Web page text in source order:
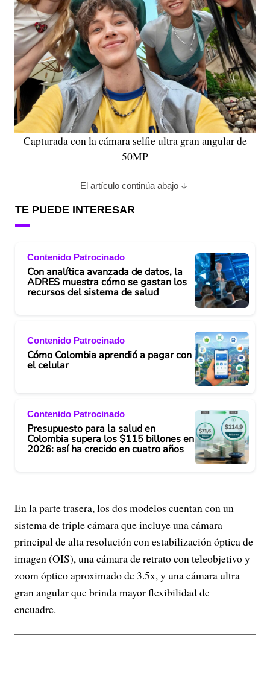
Capturada con la cámara selfie ultra gran angular de
50MP
El artículo continúa abajo
TE PUEDE INTERESAR
Contenido Patrocinado
Con analítica avanzada de datos, la
ADRES muestra cómo se gastan los
recursos del sistema de salud
Contenido Patrocinado
Cómo Colombia aprendió a pagar con
el celular
Contenido Patrocinado
Presupuesto para la salud en
Colombia supera los $115 billones en
2026: así ha crecido en cuatro años
En la parte trasera, los dos modelos cuentan con un
sistema de triple cámara que incluye una cámara
principal de alta resolución con estabilización óptica de
imagen (OIS), una cámara de retrato con teleobjetivo y
zoom óptico aproximado de 3.5x, y una cámara ultra
gran angular que brinda mayor flexibilidad de
encuadre.